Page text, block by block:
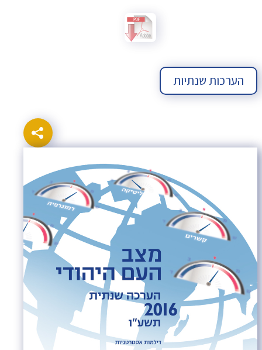
הערכות שנתיות